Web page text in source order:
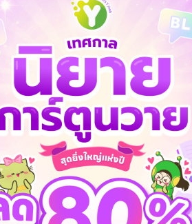
อกไม่หัก แค่รักให้เป็น
น้องพริ้ง / cherry blossom marie/
วิรงรอง/น้องพริ้ง
พัฒนาตนเอง